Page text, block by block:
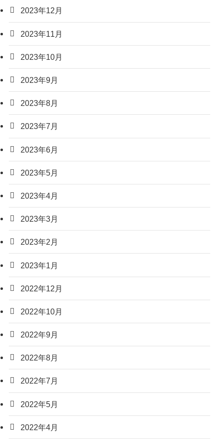
2023年12月
2023年11月
2023年10月
2023年9月
2023年8月
2023年7月
2023年6月
2023年5月
2023年4月
2023年3月
2023年2月
2023年1月
2022年12月
2022年10月
2022年9月
2022年8月
2022年7月
2022年5月
2022年4月